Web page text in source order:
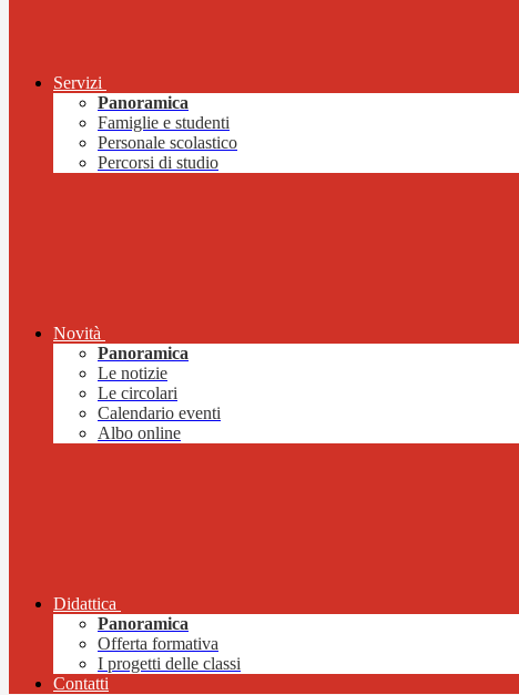
Servizi
Panoramica
Famiglie e studenti
Personale scolastico
Percorsi di studio
Novità
Panoramica
Le notizie
Le circolari
Calendario eventi
Albo online
Didattica
Panoramica
Offerta formativa
I progetti delle classi
Contatti